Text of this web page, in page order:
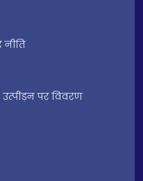
नीति
पर विवरण